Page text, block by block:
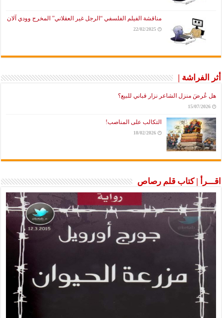
مناقشة الفيلم الفلسفي “الرجل غير العقلاني” المخرج وودي آلان
22/02/2025
أثر الفراشة |
هل عُرضَ منزل الشاعر نزار قباني للبيع؟
15/07/2026
التكالب على المناصب!
18/02/2026
اقـــرأ | كتاب قلم رصاص